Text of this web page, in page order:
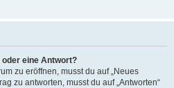
eine Antwort?
zu eröffnen, musst du auf „Neues
zu antworten, musst du auf „Antworten“